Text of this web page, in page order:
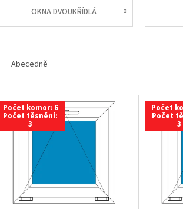
OKNA DVOUKŘÍDLÁ
Abecedně
Počet komor: 6
Počet těsnění:
3
Počet
Počet
3